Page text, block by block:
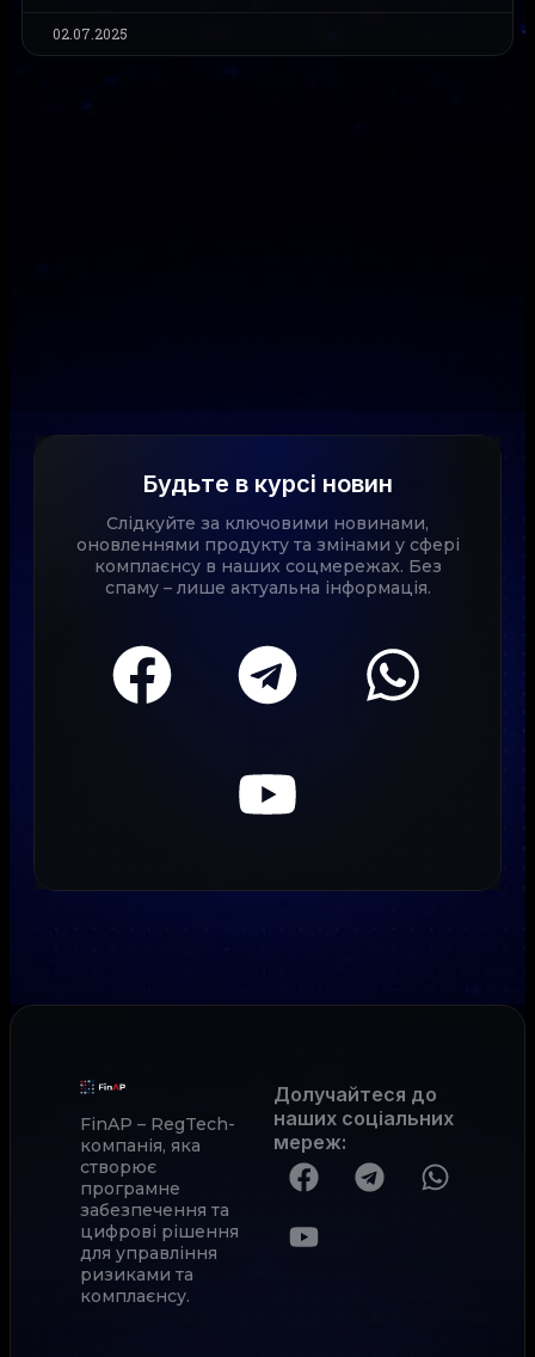
02.07.2025
Будьте в курсі новин
Слідкуйте за ключовими новинами,
оновленнями продукту та змінами у сфері
комплаєнсу в наших соцмережах. Без
спаму – лише актуальна інформація.
FinAP – RegTech-
компанія, яка
створює
програмне
забезпечення та
цифрові рішення
для управління
ризиками та
комплаєнсу.
Долучайтеся до
наших соціальних
мереж: